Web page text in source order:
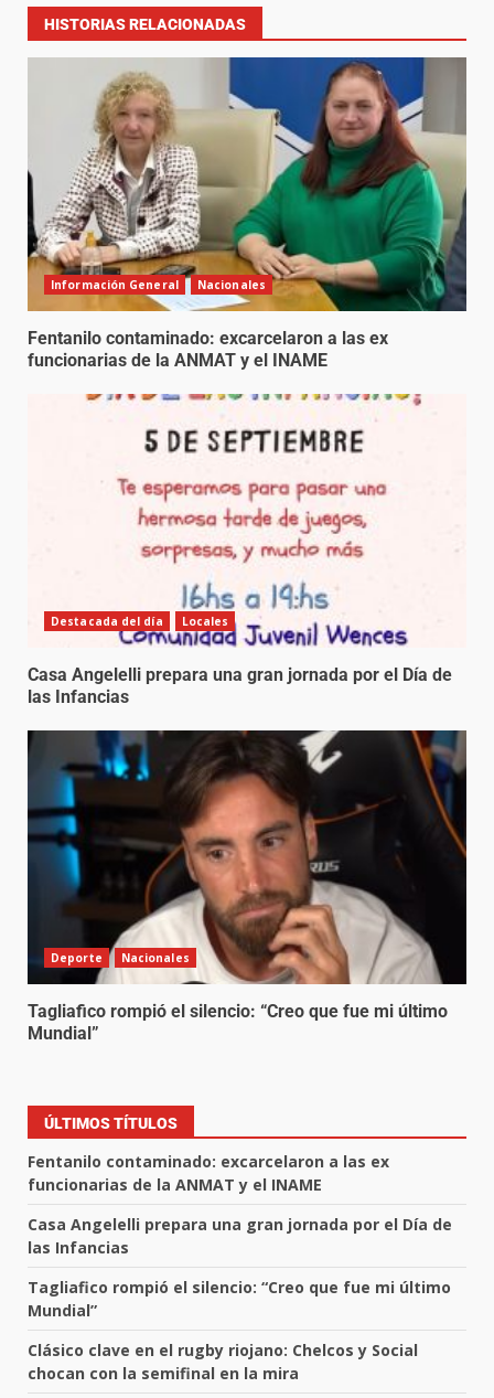
HISTORIAS RELACIONADAS
Información General Nacionales
Fentanilo contaminado: excarcelaron a las ex
funcionarias de la ANMAT y el INAME
Destacada del día Locales
Casa Angelelli prepara una gran jornada por el Día de
las Infancias
Deporte Nacionales
Tagliafico rompió el silencio: “Creo que fue mi último
Mundial”
ÚLTIMOS TÍTULOS
Fentanilo contaminado: excarcelaron a las ex
funcionarias de la ANMAT y el INAME
Casa Angelelli prepara una gran jornada por el Día de
las Infancias
Tagliafico rompió el silencio: “Creo que fue mi último
Mundial”
Clásico clave en el rugby riojano: Chelcos y Social
chocan con la semifinal en la mira